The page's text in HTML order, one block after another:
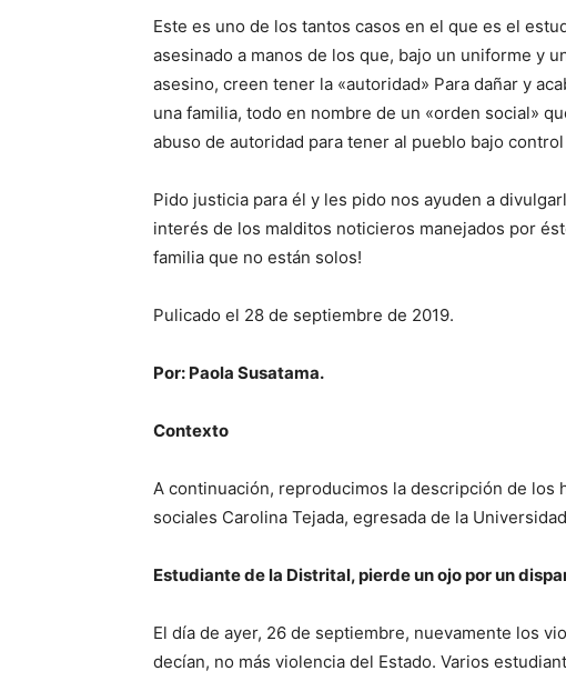
Este es uno de los tantos casos en el que es el
asesinado a manos de los que, bajo un uniforme y
asesino, creen tener la «autoridad» Para dañar y
una familia, todo en nombre de un «orden social»
abuso de autoridad para tener al pueblo bajo
Pido justicia para él y les pido nos ayuden a
interés de los malditos noticieros manejados por
familia que no están solos!
Pulicado el 28 de septiembre de 2019.
Por: Paola Susatama.
Contexto
A continuación, reproducimos la descripción de los
sociales Carolina Tejada, egresada de la
Estudiante de la Distrital, pierde un ojo por un
El día de ayer, 26 de septiembre, nuevamente los
decían, no más violencia del Estado. Varios